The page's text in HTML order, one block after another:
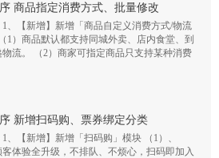
商品指定消费方式、批量修改
1、【新增】新增「商品自定义消费方式/物流
1）商品默认都支持同城外卖、店内食堂、到
流。 （2）商家可指定商品只支持某种消费
新增扫码购、票券绑定分类
、【新增】新增「扫码购」模块 （1）、
客体验全升级，不排队、不烦心，扫码即加入